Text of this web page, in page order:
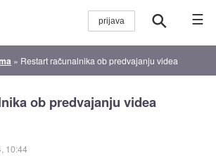
☰
» Restart računalnika ob predvajanju videa
ob predvajanju videa
10:44